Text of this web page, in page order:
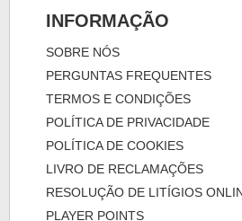
INFORMAÇÃO
SOBRE NÓS
PERGUNTAS FREQUENTES
TERMOS E CONDIÇÕES
POLÍTICA DE PRIVACIDADE
POLÍTICA DE COOKIES
LIVRO DE RECLAMAÇÕES
RESOLUÇÃO DE LITÍGIOS
PLAYER POINTS